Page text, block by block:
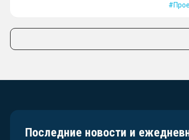
Последние новости и